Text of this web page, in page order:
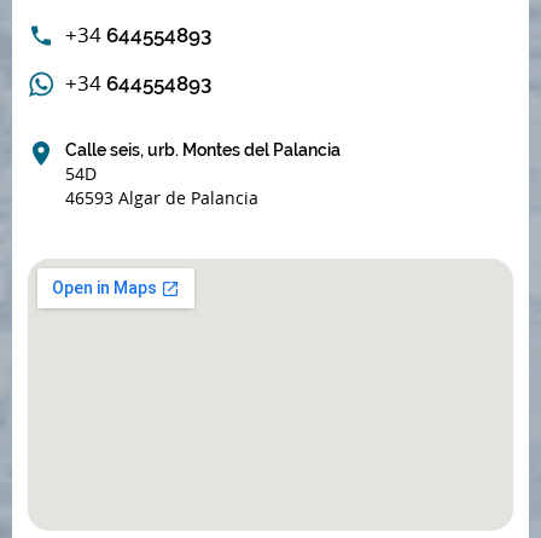
+34 644554893
+34 644554893
Calle seis, urb. Montes del Palancia
54D
46593 Algar de Palancia